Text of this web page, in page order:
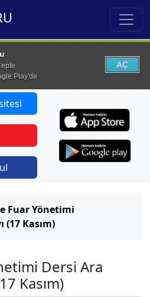
Play'de
AÇ
Fuar Yönetimi
(17 Kasım)
Dersi Ara
Kasım)